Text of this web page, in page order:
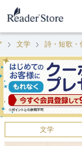
文学 詩・短歌・
文学